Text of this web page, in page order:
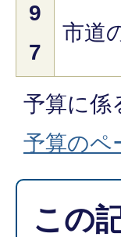
9
7
市道
予算に係
予算のペ
この